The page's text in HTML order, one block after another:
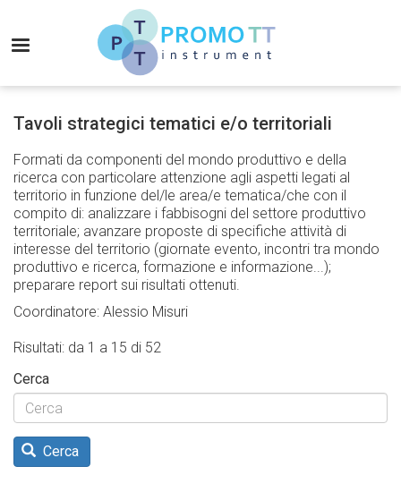
contenuto
Promo-
TT
Instrument
Tavoli strategici tematici e/o territoriali
Formati da componenti del mondo produttivo e della
ricerca con particolare attenzione agli aspetti legati al
territorio in funzione del/le area/e tematica/che con il
compito di: analizzare i fabbisogni del settore produttivo
territoriale; avanzare proposte di specifiche attività di
interesse del territorio (giornate evento, incontri tra mondo
produttivo e ricerca, formazione e informazione...);
preparare report sui risultati ottenuti.
Coordinatore: Alessio Misuri
Risultati: da 1 a 15 di 52
Cerca
Cerca